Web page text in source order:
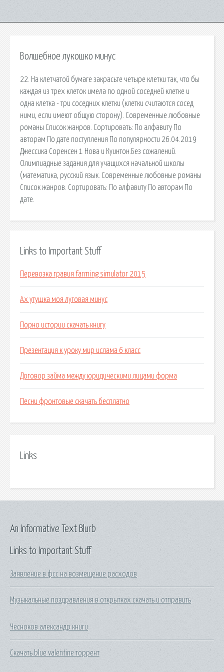
Волшебное лукошко минус
22. На клетчатой бумаге закрасьте четыре клетки так, что бы
каждая из трех клеток имела по одной соседней клетке и
одна клетка - три соседних клетки (клетки считаются сосед
ними, если имеют общую сторону). Современные любовные
романы Список жанров. Сортировать: По алфавиту По
авторам По дате поступления По популярности 26.04.2019
Джессика Соренсен 1 Нова и Куинтон.Без сожалений.
Олимпиадные задания для учащихся начальной школы
(математика, русский язык. Современные любовные романы
Список жанров. Сортировать: По алфавиту По авторам По
дате.
Links to Important Stuff
Перевозка гравия farming simulator 2015
Ах утушка моя луговая минус
Порно истории скачать книгу
Презентация к уроку мир ислама 6 класс
Договор займа между юридическими лицами форма
Песни фронтовые скачать бесплатно
Links
Links to Important Stuff
Заявление в фсс на возмещение расходов
Музыкальные поздравления в открытках скачать и отправить
Чесноков александр книги
Скачать blue valentine торрент
An Informative Text Blurb